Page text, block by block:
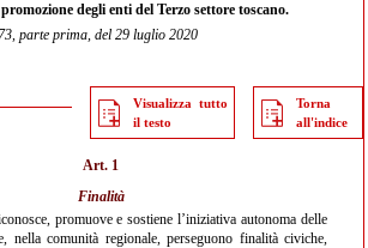
degli enti del Terzo settore toscano.
parte prima, del 29 luglio 2020
Visualizza tutto
il testo
Torna
all'indice
Art. 1
Finalità
promuove e sostiene l’iniziativa autonoma delle
nella comunità regionale, perseguono finalità civiche,